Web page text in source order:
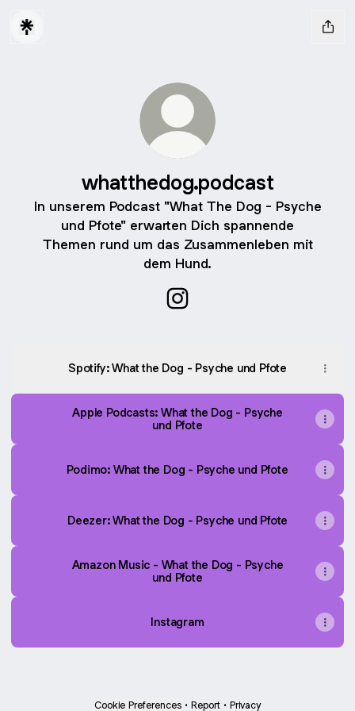
whatthedog.podcast
In unserem Podcast "What The Dog - Psyche
und Pfote" erwarten Dich spannende
Themen rund um das Zusammenleben mit
dem Hund.
Spotify: What the Dog - Psyche und Pfote
Apple Podcasts: What the Dog - Psyche
und Pfote
Podimo: What the Dog - Psyche und Pfote
Deezer: What the Dog - Psyche und Pfote
Amazon Music - What the Dog - Psyche
und Pfote
Instagram
Cookie Preferences • Report • Privacy